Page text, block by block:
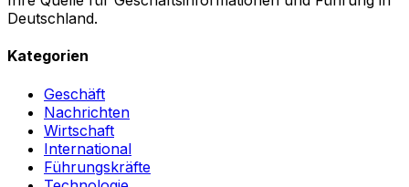
Deutschland.
Kategorien
Geschäft
Nachrichten
Wirtschaft
International
Führungskräfte